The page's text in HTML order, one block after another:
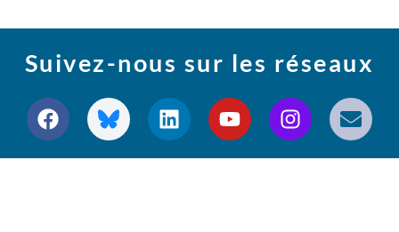
Suivez-nous sur les réseaux